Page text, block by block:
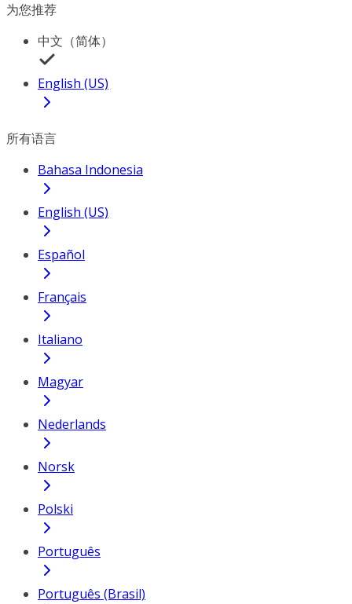
为您推荐
中文（简体）
English (US)
所有语言
Bahasa Indonesia
English (US)
Español
Français
Italiano
Magyar
Nederlands
Norsk
Polski
Português
Português (Brasil)